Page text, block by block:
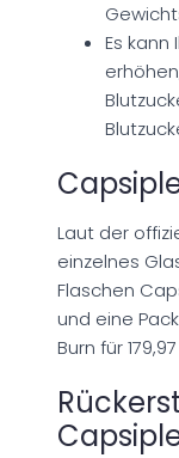
Es
Laut der
einzelnes
Flaschen
und eine
Burn für